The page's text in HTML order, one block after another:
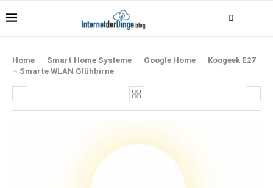
Home Smart Home Systeme Google Home
Koogeek E27
– Smarte WLAN Glühbirne